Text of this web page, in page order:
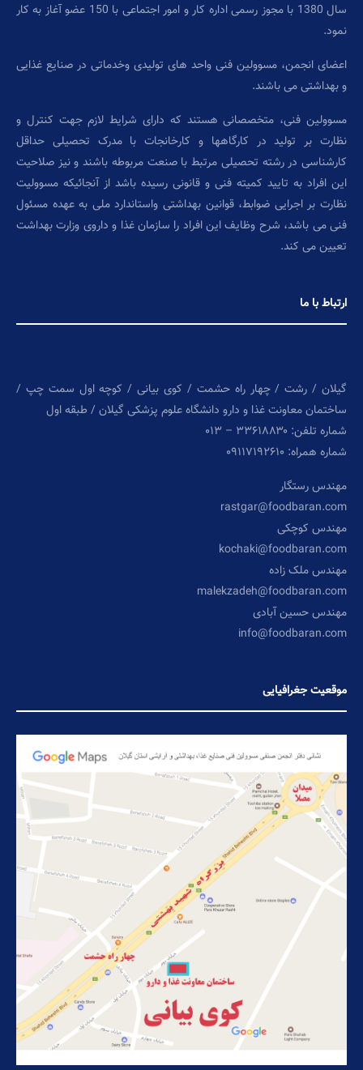
سال 1380 با مجوز رسمی اداره کار و امور اجتماعی با 150 عضو آغاز به کار
نمود.
اعضای انجمن، مسوولین فنی واحد های تولیدی وخدماتی در صنایع غذایی
و بهداشتی می باشند.
مسوولین فنی، متخصصانی هستند که دارای شرایط لازم جهت کنترل و
نظارت بر تولید در کارگاهها و کارخانجات با مدرک تحصیلی حداقل
کارشناسی در رشته تحصیلی مرتبط با صنعت مربوطه باشند و نیز صلاحیت
این افراد به تایید کمیته فنی و قانونی رسیده باشد از آنجائیکه مسوولیت
نظارت بر اجرایی ضوابط، قوانین بهداشتی واستاندارد ملی به عهده مسئول
فنی می باشد، شرح وظایف این افراد را سازمان غذا و داروی وزارت بهداشت
تعیین می کند.
ارتباط با ما
گیلان / رشت / چهار راه حشمت / کوی بیانی / کوچه اول سمت چپ /
ساختمان معاونت غذا و دارو دانشگاه علوم پزشکی گیلان / طبقه اول
شماره تلفن: ۳۳۶۱۸۸۳۰ – ۰۱۳
شماره همراه: ۰۹۱۱۷۱۹۲۶۱۰
مهندس رستگار
rastgar@foodbaran.com
مهندس کوچکی
kochaki@foodbaran.com
مهندس ملک زاده
malekzadeh@foodbaran.com
مهندس حسین آبادی
info@foodbaran.com
موقعیت جغرافیایی